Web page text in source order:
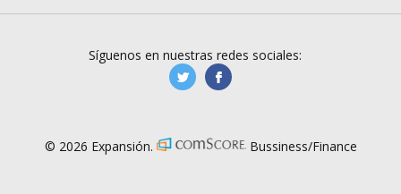
Síguenos en nuestras redes sociales:
manufacturaGE
© 2026 Expansión. Bussiness/Finance